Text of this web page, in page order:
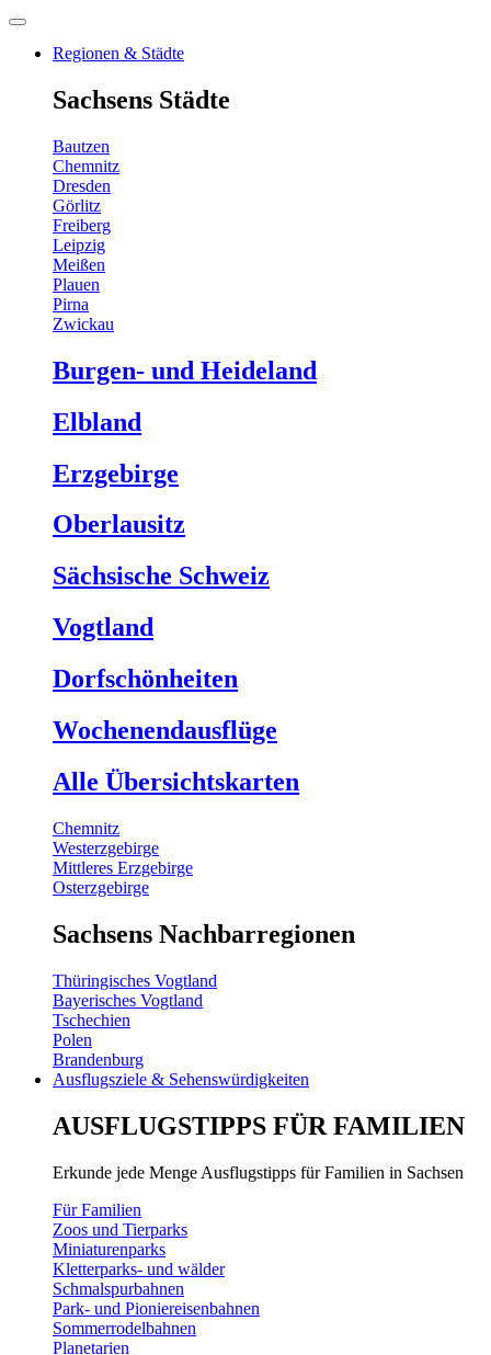
Regionen & Städte
Sachsens Städte
Bautzen
Chemnitz
Dresden
Görlitz
Freiberg
Leipzig
Meißen
Plauen
Pirna
Zwickau
Burgen- und Heideland
Elbland
Erzgebirge
Oberlausitz
Sächsische Schweiz
Vogtland
Dorfschönheiten
Wochenendausflüge
Alle Übersichtskarten
Chemnitz
Westerzgebirge
Mittleres Erzgebirge
Osterzgebirge
Sachsens Nachbarregionen
Thüringisches Vogtland
Bayerisches Vogtland
Tschechien
Polen
Brandenburg
Ausflugsziele & Sehenswürdigkeiten
AUSFLUGSTIPPS FÜR FAMILIEN
Erkunde jede Menge Ausflugstipps für Familien in Sachsen
Für Familien
Zoos und Tierparks
Miniaturenparks
Kletterparks- und wälder
Schmalspurbahnen
Park- und Pioniereisenbahnen
Sommerrodelbahnen
Planetarien